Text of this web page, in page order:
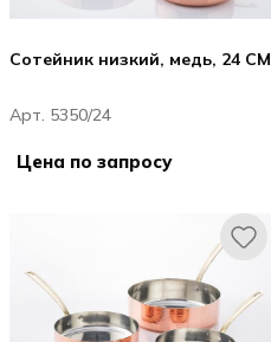
Сотейник низкий, медь, 24 CM
Арт. 5350/24
Цена по запросу